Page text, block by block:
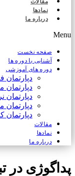
مقالات
نمادها
درباره ما
Menu
صفحه نخست
آشنایی با دوره ها
دوره های آموزشی
دپارتمان
دپارتمان
دپارتمان
دپارتمان
مقالات
نمادها
درباره ما
پداگوژی در